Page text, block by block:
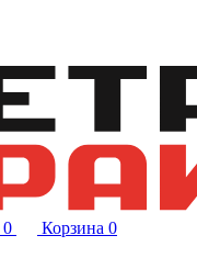
0 Корзина 0